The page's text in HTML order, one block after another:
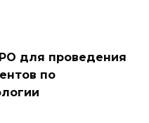
для проведения
по